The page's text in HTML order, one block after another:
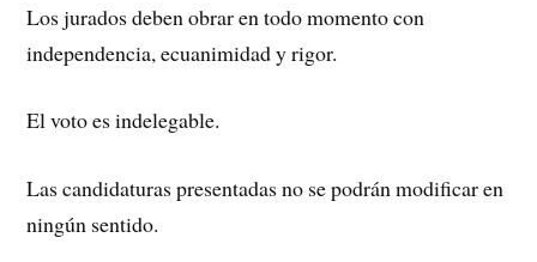
Los jurados deben obrar en todo momento con
independencia, ecuanimidad y rigor.
El voto es indelegable.
Las candidaturas presentadas no se podrán modificar en
ningún sentido.